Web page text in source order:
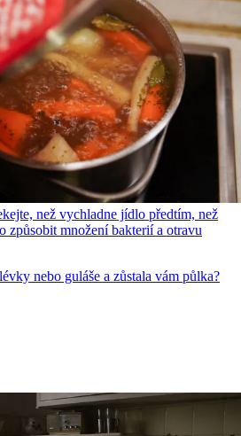
než vychladne jídlo předtím, než
způsobit množení bakterií a otravu
nebo guláše a zůstala vám půlka?